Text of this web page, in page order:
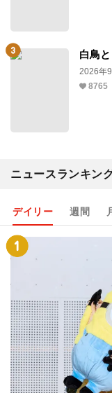
白鳥
2026年
8765
ニュースランキン
デイリー 週間